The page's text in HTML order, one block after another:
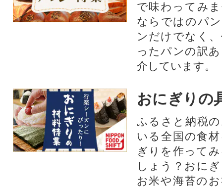
で味わってみ
ならではのパ
ンだけでなく
ったパンの訳
介しています。
おにぎりの
ふるさと納税
いる全国の食
ぎりを作って
しょう？おに
お米や海苔の